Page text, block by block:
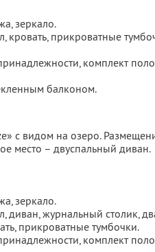
зеркало.
кровать, прикроватные
комплект
балконом.
с видом на озеро.
место – двуспальный диван.
зеркало.
диван, журнальный столик,
прикроватные тумбочки.
комплект